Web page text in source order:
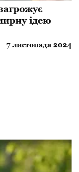
ідею
7 листопада 2024